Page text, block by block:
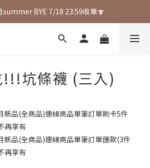
summer BYE 7/18 23:59收單🍄
坑條襪 (三入)
新品(全商品)連線商品單筆訂單刷卡5件
再享有
新品(全商品)連線商品單筆訂單匯款(3件
再享有